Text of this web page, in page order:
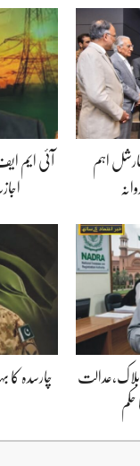
اہم
آئی ایم
بلاک،عدالت
چارسدہ کا